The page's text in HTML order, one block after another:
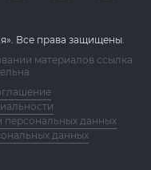
Все права защищены.
материалов ссылка
данных
данных